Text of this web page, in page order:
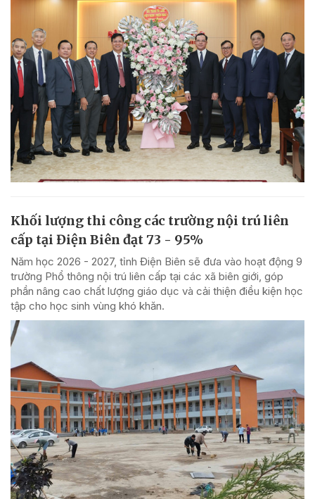
Khối lượng thi công các trường nội trú liên
cấp tại Điện Biên đạt 73 - 95%
Năm học 2026 - 2027, tỉnh Điện Biên sẽ đưa vào hoạt động 9
trường Phổ thông nội trú liên cấp tại các xã biên giới, góp
phần nâng cao chất lượng giáo dục và cải thiện điều kiện học
tập cho học sinh vùng khó khăn.